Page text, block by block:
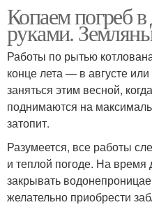
Копаем погреб
руками.
Работы по рытью
конце лета — в августе
заняться этим весной,
поднимаются на
затопит.
Разумеется, все работы
и теплой погоде. На время
закрывать
желательно приобрести